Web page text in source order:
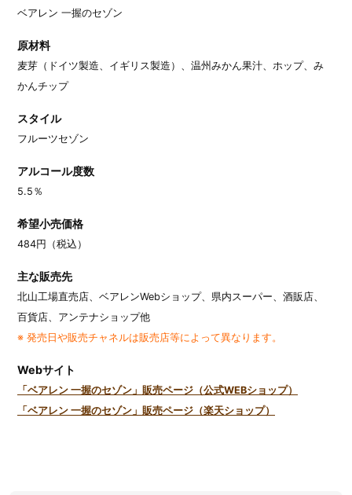
ベアレン 一握のセゾン
原材料
麦芽（ドイツ製造、イギリス製造）、温州みかん果汁、ホップ、み
かんチップ
スタイル
フルーツセゾン
アルコール度数
5.5％
希望小売価格
484円（税込）
主な販売先
北山工場直売店、ベアレンWebショップ、県内スーパー、酒販店、
百貨店、アンテナショップ他
※ 発売日や販売チャネルは販売店等によって異なります。
Webサイト
「ベアレン 一握のセゾン」販売ページ（公式WEBショップ）
「ベアレン 一握のセゾン」販売ページ（楽天ショップ）